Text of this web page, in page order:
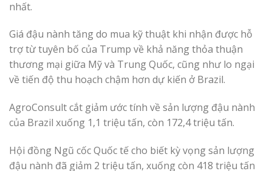
nhất.
Giá đậu nành tăng do mua kỹ thuật khi nhận được hỗ
trợ từ tuyên bố của Trump về khả năng thỏa thuận
thương mại giữa Mỹ và Trung Quốc, cũng như lo ngại
về tiến độ thu hoạch chậm hơn dự kiến ở Brazil.
AgroConsult cắt giảm ước tính về sản lượng đậu nành
của Brazil xuống 1,1 triệu tấn, còn 172,4 triệu tấn.
Hội đồng Ngũ cốc Quốc tế cho biết kỳ vọng sản lượng
đậu nành đã giảm 2 triệu tấn, xuống còn 418 triệu tấn